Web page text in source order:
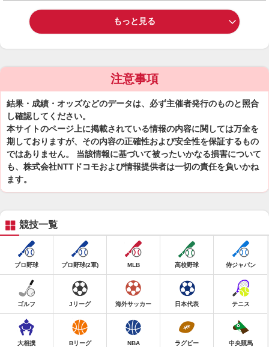
もっと見る
注意事項
結果・成績・オッズなどのデータは、必ず主催者発行のものと照合
し確認してください。
本サイトのページ上に掲載されている情報の内容に関しては万全を
期しておりますが、その内容の正確性および安全性を保証するもの
ではありません。 当該情報に基づいて被ったいかなる損害について
も、株式会社NTTドコモおよび情報提供者は一切の責任を負いかね
ます。
競技一覧
プロ野球 プロ野球(2軍) MLB 高校野球 侍ジャパン
ゴルフ Jリーグ 海外サッカー 日本代表 テニス
大相撲 Bリーグ NBA ラグビー 中央競馬